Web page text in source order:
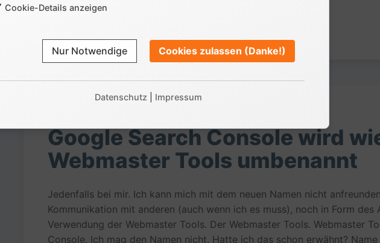
BEITRAG LESEN »
Google Search Console wird
Webmaster Tools umbenannt
Jedenfalls bei mir. Ich kann mich mit dem neuen Namen nicht
Kommunikation mit anderen (auch wenn ich es muss), noch in Form des
Verwendung der Webmaster Tools. Der Webmaster Tools. Webmaster
Console. Ich mag den Namen nicht. Hatte ich das schon erwähnt?
Cookie-Details anzeigen
Nur Notwendige Cookies zulassen (Danke!)
Datenschutz Impressum